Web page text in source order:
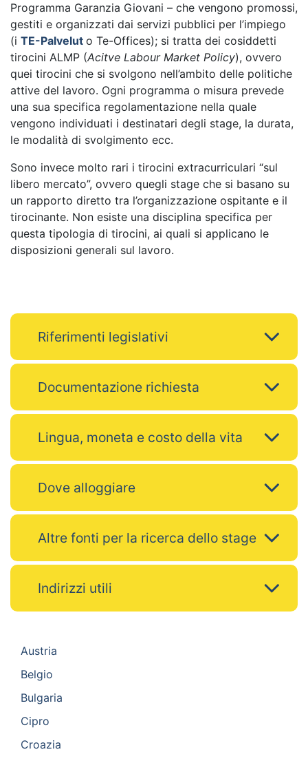
Austria
Belgio
Bulgaria
Cipro
Croazia
Programma Garanzia Giovani – che vengono promossi,
gestiti e organizzati dai servizi pubblici per l’impiego
(i TE-Palvelut o Te-Offices); si tratta dei cosiddetti
tirocini ALMP (Acitve Labour Market Policy), ovvero
quei tirocini che si svolgono nell’ambito delle politiche
attive del lavoro. Ogni programma o misura prevede
una sua specifica regolamentazione nella quale
vengono individuati i destinatari degli stage, la durata,
le modalità di svolgimento ecc.
Sono invece molto rari i tirocini extracurriculari “sul
libero mercato”, ovvero quegli stage che si basano su
un rapporto diretto tra l’organizzazione ospitante e il
tirocinante. Non esiste una disciplina specifica per
questa tipologia di tirocini, ai quali si applicano le
disposizioni generali sul lavoro.
Riferimenti legislativi
Documentazione richiesta
Lingua, moneta e costo della vita
Dove alloggiare
Altre fonti per la ricerca dello stage
Indirizzi utili